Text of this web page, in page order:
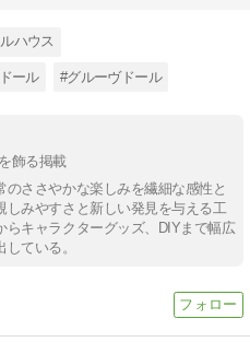
ハウス
ール #グルーヴドール
飾る掲載
ささやかな楽しみを繊細な感性と
しみやすさと新しい発見を与える工
らキャラクターグッズ、DIYまで幅広
ている。